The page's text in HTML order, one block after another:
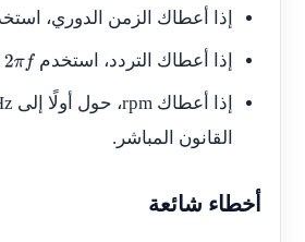
إذا أعطاك الزمن الدوري،
إذا أعطاك التردد، استخدم πf
القانون المباشر.
أخطاء شائعة